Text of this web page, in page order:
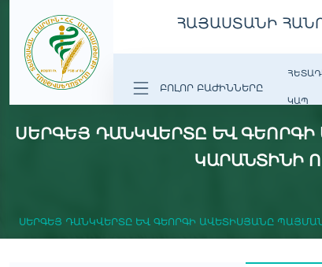
ՀԱՅԱՍՏԱՆԻ
ԲՈԼՈՐ ԲԱԺԻՆՆԵՐԸ
ԿԱՊ
ՍԵՐԳԵՅ ԴԱՆԿՎԵՐՏԸ ԵՒ ԳԵՈՐԳԻ
ԿԱՐԱՆՏԻՆԻ
ՍԵՐԳԵՅ ԴԱՆԿՎԵՐՏԸ ԵՒ ԳԵՈՐԳԻ ԱՎԵՏԻՍՅԱՆԸ